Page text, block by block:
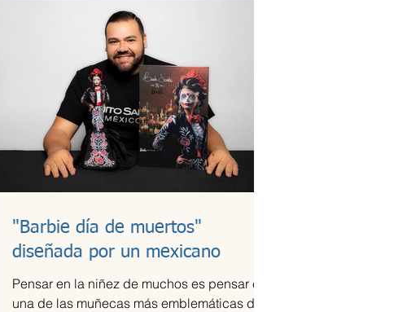
"Barbie día de muertos"
diseñada por un mexicano
Pensar en la niñez de muchos es pensar en
una de las muñecas más emblemáticas de